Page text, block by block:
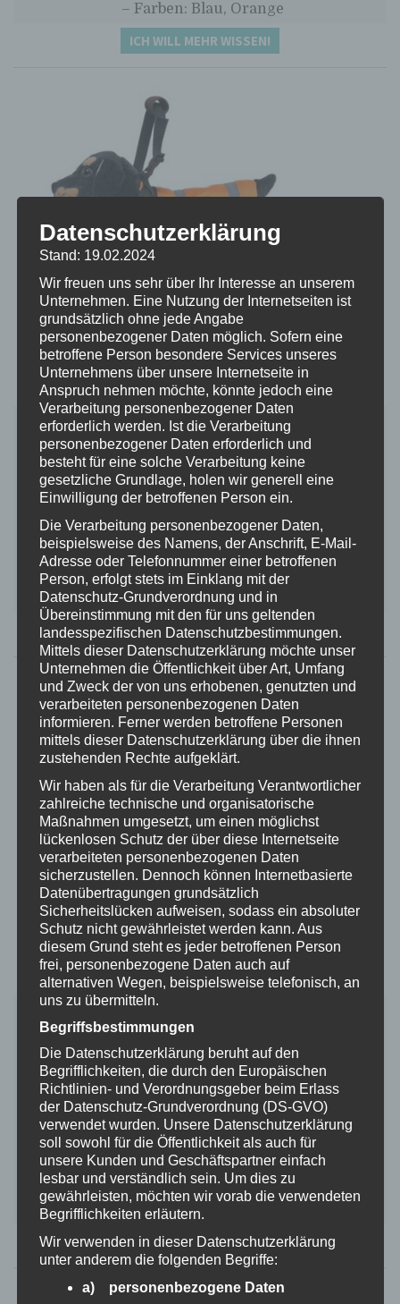
– Farben: Blau, Orange
ICH WILL MEHR WISSEN!
Lancei Gehhilfe für Hunde
– Marke: Lancei
– Körpergewicht: 5 – 16 kg
– Material: Aluminium und Mesh
– verfügbare Größen: M
– verstellbarer Sicherheitsgurt
– Höhe, Länge und Breite einstellbar
– Gurt weich und atmungsaktiv
– unterstützt die Hinterbeine
– rostfrei, leicht
ICH WILL MEHR WISSEN!
Zerodis Hunderollstuhl
– Marke: Zerodis
– Körpergewicht: 4 – 10 kg
– Material: Aluminiumlegierung
– primär für kleine Hunde geeignet
– Farbe wird zufällig gewählt
– Selbstmontage
– Höhe, Länge und Breite am Kopf anpassbar
– verformungsfest
– Gummireifen
– Eigengewicht: rund 1,5 kg
ICH WILL MEHR WISSEN!
Datenschutzerklärung
Stand: 19.02.2024
Wir freuen uns sehr über Ihr Interesse an unserem
Unternehmen. Eine Nutzung der Internetseiten ist
grundsätzlich ohne jede Angabe
personenbezogener Daten möglich. Sofern eine
betroffene Person besondere Services unseres
Unternehmens über unsere Internetseite in
Anspruch nehmen möchte, könnte jedoch eine
Verarbeitung personenbezogener Daten
erforderlich werden. Ist die Verarbeitung
personenbezogener Daten erforderlich und
besteht für eine solche Verarbeitung keine
gesetzliche Grundlage, holen wir generell eine
Einwilligung der betroffenen Person ein.
Die Verarbeitung personenbezogener Daten,
beispielsweise des Namens, der Anschrift, E-Mail-
Adresse oder Telefonnummer einer betroffenen
Person, erfolgt stets im Einklang mit der
Datenschutz-Grundverordnung und in
Übereinstimmung mit den für uns geltenden
landesspezifischen Datenschutzbestimmungen.
Mittels dieser Datenschutzerklärung möchte unser
Unternehmen die Öffentlichkeit über Art, Umfang
und Zweck der von uns erhobenen, genutzten und
verarbeiteten personenbezogenen Daten
informieren. Ferner werden betroffene Personen
mittels dieser Datenschutzerklärung über die ihnen
zustehenden Rechte aufgeklärt.
Wir haben als für die Verarbeitung Verantwortlicher
zahlreiche technische und organisatorische
Maßnahmen umgesetzt, um einen möglichst
lückenlosen Schutz der über diese Internetseite
verarbeiteten personenbezogenen Daten
sicherzustellen. Dennoch können Internetbasierte
Datenübertragungen grundsätzlich
Sicherheitslücken aufweisen, sodass ein absoluter
Schutz nicht gewährleistet werden kann. Aus
diesem Grund steht es jeder betroffenen Person
frei, personenbezogene Daten auch auf
alternativen Wegen, beispielsweise telefonisch, an
uns zu übermitteln.
Begriffsbestimmungen
Die Datenschutzerklärung beruht auf den
Begrifflichkeiten, die durch den Europäischen
Richtlinien- und Verordnungsgeber beim Erlass
der Datenschutz-Grundverordnung (DS-GVO)
verwendet wurden. Unsere Datenschutzerklärung
soll sowohl für die Öffentlichkeit als auch für
unsere Kunden und Geschäftspartner einfach
lesbar und verständlich sein. Um dies zu
gewährleisten, möchten wir vorab die verwendeten
Begrifflichkeiten erläutern.
Wir verwenden in dieser Datenschutzerklärung
unter anderem die folgenden Begriffe:
a) personenbezogene Daten